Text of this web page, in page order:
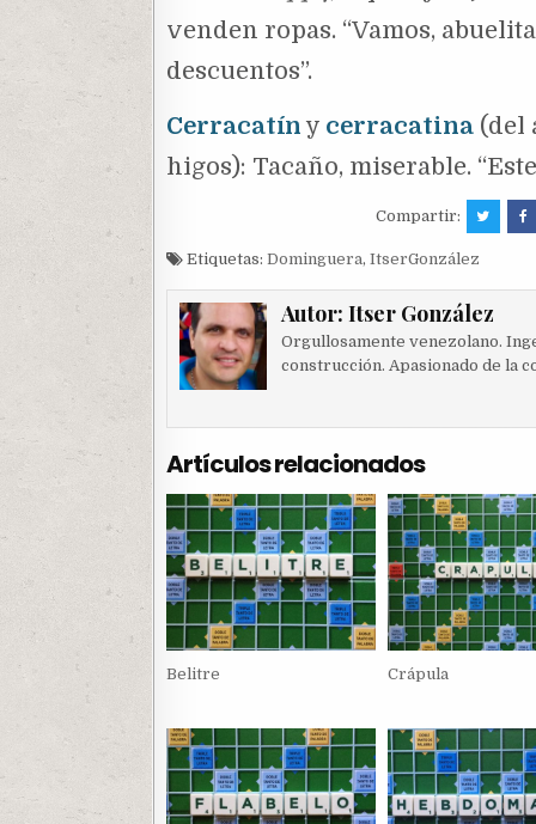
venden ropas. “Vamos,
descuentos”.
Cerracatín y cerracatina (del
higos): Tacaño, miserable.
Compartir:
Etiquetas: Dominguera, ItserGonzález
Autor: Itser González
Orgullosamente venezolano.
construcción. Apasionado de la
Artículos relacionados
Belitre Crápula